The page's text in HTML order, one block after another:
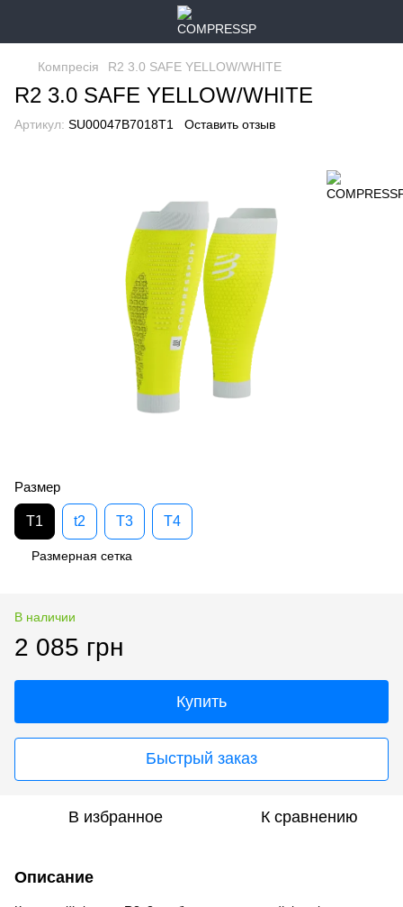
Компресія R2 3.0 SAFE YELLOW/WHITE
R2 3.0 SAFE YELLOW/WHITE
Артикул: SU00047B7018T1 Оставить отзыв
Размер
T1 t2 T3 T4
Размерная сетка
В наличии
2 085 грн
Купить
Быстрый заказ
В избранное К сравнению
Описание